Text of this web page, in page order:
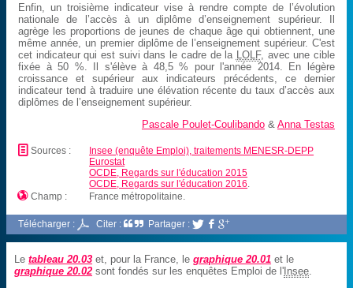
Enfin, un troisième indicateur vise à rendre compte de l’évolution
nationale de l’accès à un diplôme d’enseignement supérieur. Il
agrège les proportions de jeunes de chaque âge qui obtiennent, une
même année, un premier diplôme de l’enseignement supérieur. C'est
cet indicateur qui est suivi dans le cadre de la LOLF, avec une cible
fixée à 50 %. Il s'élève à 48,5 % pour l'année 2014. En légère
croissance et supérieur aux indicateurs précédents, ce dernier
indicateur tend à traduire une élévation récente du taux d’accès aux
diplômes de l’enseignement supérieur.
Pascale Poulet-Coulibando& Anna Testas
📄 Sources :
Insee (enquête Emploi), traitements MENESR-DEPP
Eurostat
OCDE, Regards sur l'éducation 2015
OCDE, Regards sur l'éducation 2016.
 Champ : France métropolitaine.
Télécharger : Citer : Partager :  
Letableau 20.03 et, pour la France, legraphique 20.01 et le
graphique 20.02 sont fondés sur les enquêtes Emploi de l' Insee.